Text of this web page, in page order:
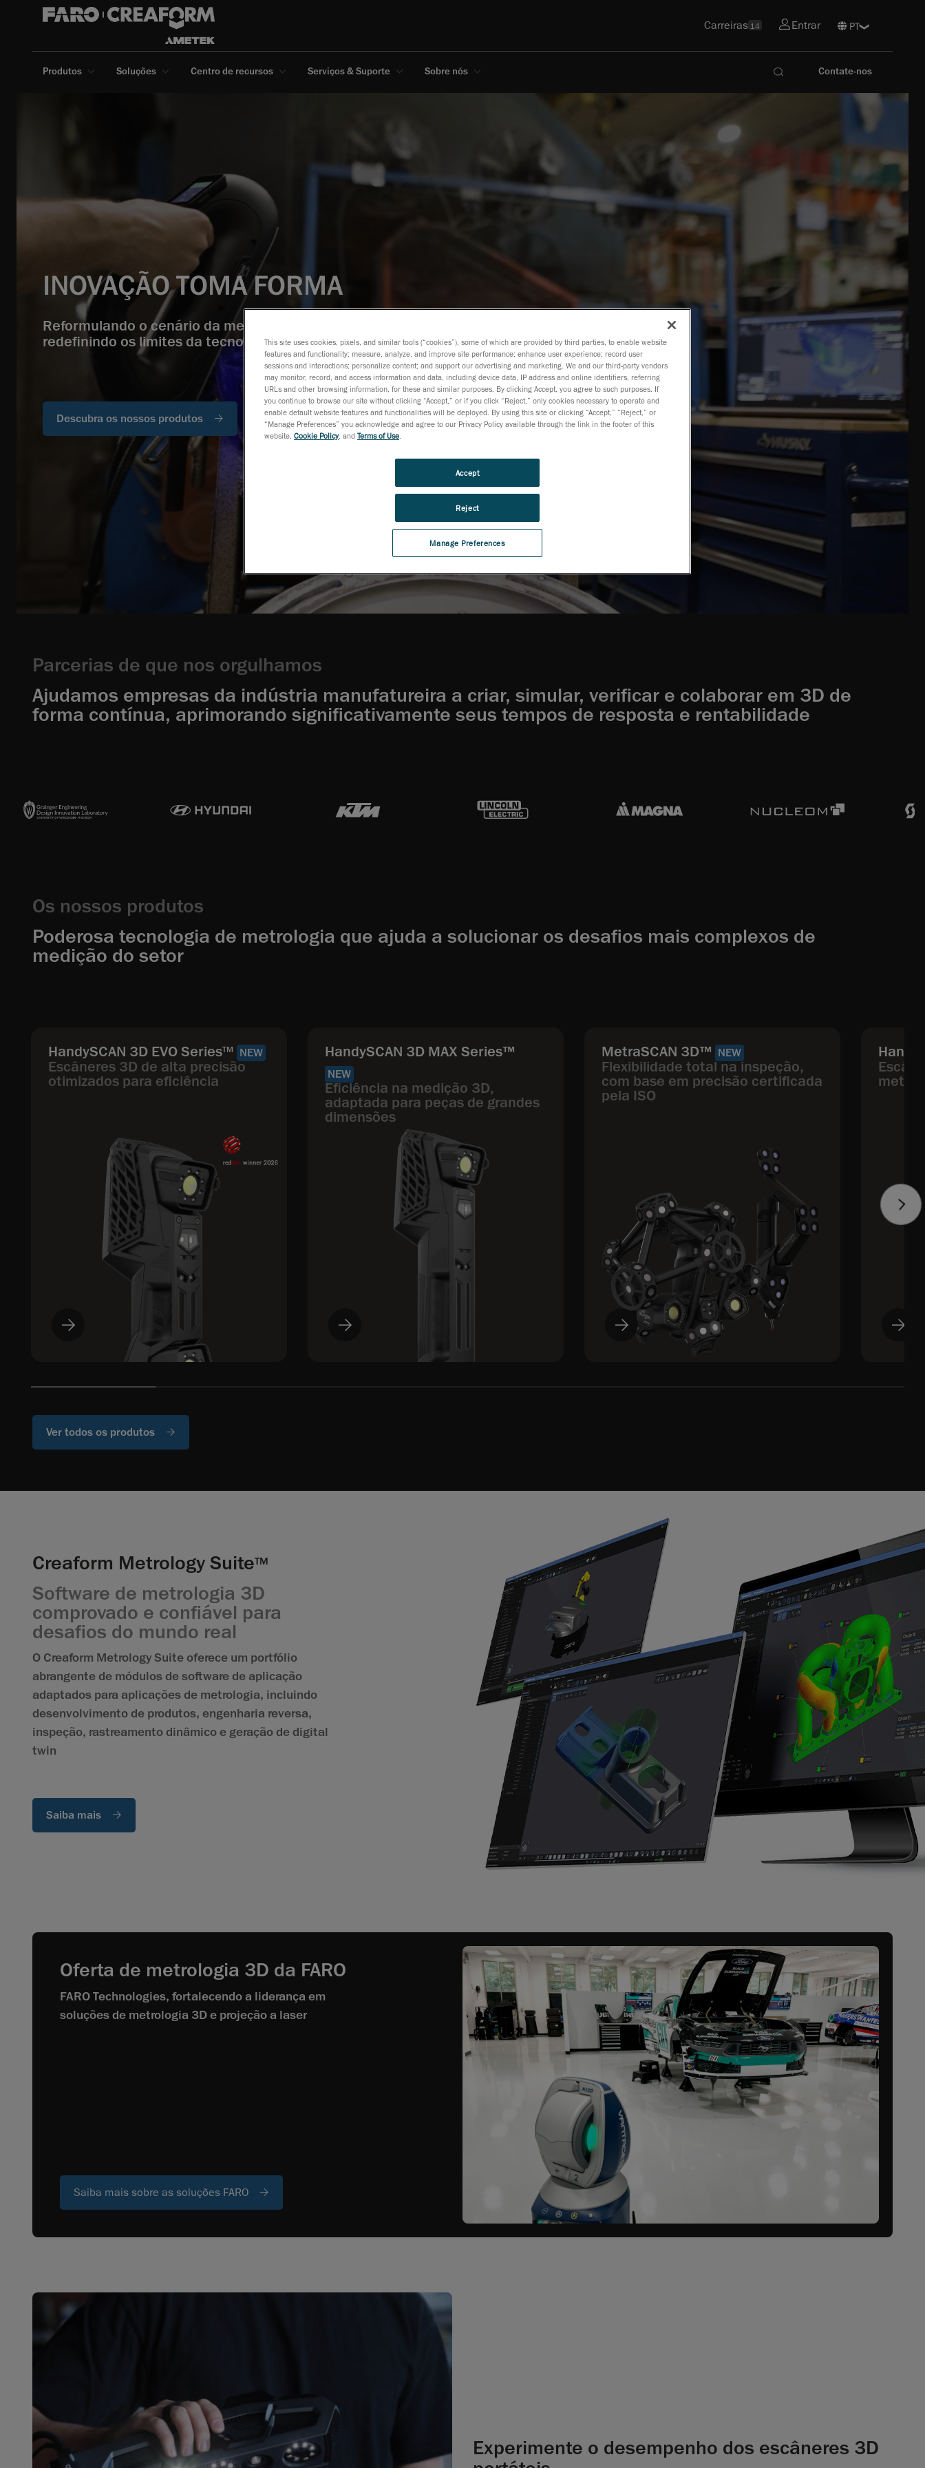
Carreiras 14 Entrar
Produtos Soluções Centro de recursos Serviços & Suporte Sobre nós Contate-nos
INOVAÇÃO TOMA FORMA
Reformulando o cenário da metrologia 3D,
redefinindo os limites da tecnologia.
Descubra os nossos produtos
Parcerias de que nos orgulhamos
Ajudamos empresas da indústria manufatureira a criar, simular, verificar e colaborar em 3D de
forma contínua, aprimorando significativamente seus tempos de resposta e rentabilidade
Os nossos produtos
Poderosa tecnologia de metrologia que ajuda a solucionar os desafios mais complexos de
medição do setor
HandySCAN 3D EVO SeriesTM NEW
Escâneres 3D de alta precisão
otimizados para eficiência
HandySCAN 3D MAX Series™
NEW
Eficiência na medição 3D,
adaptada para peças de grandes
dimensões
MetraSCAN 3D™ NEW
Flexibilidade total na inspeção,
com base em precisão certificada
pela ISO
Ver todos os produtos
Creaform Metrology SuiteTM
Software de metrologia 3D
comprovado e confiável para
desafios do mundo real
O Creaform Metrology Suite oferece um portfólio
abrangente de módulos de software de aplicação
adaptados para aplicações de metrologia, incluindo
desenvolvimento de produtos, engenharia reversa,
inspeção, rastreamento dinâmico e geração de digital
twin
Saiba mais
Oferta de metrologia 3D da FARO
FARO Technologies, fortalecendo a liderança em
soluções de metrologia 3D e projeção a laser
Saiba mais sobre as soluções FARO
Experimente o desempenho dos escâneres 3D
This site uses cookies, pixels, and similar tools (“cookies”), some of which are provided by third parties, to enable website
features and functionality; measure, analyze, and improve site performance; enhance user experience; record user
sessions and interactions; personalize content; and support our advertising and marketing. We and our third-party vendors
may monitor, record, and access information and data, including device data, IP address and online identifiers, referring
URLs and other browsing information, for these and similar purposes. By clicking Accept, you agree to such purposes. If
you continue to browse our site without clicking “Accept,” or if you click “Reject,” only cookies necessary to operate and
enable default website features and functionalities will be deployed. By using this site or clicking “Accept,” “Reject,” or
“Manage Preferences” you acknowledge and agree to our Privacy Policy available through the link in the footer of this
website, Cookie Policy, and Terms of Use
Manage Preferences
Reject
Accept